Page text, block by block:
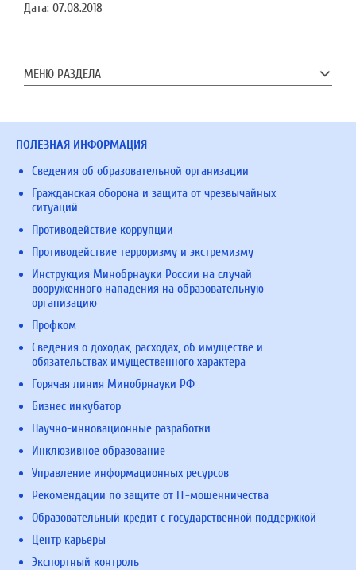
Дата: 07.08.2018
МЕНЮ РАЗДЕЛА
ПОЛЕЗНАЯ ИНФОРМАЦИЯ
Сведения об образовательной организации
Гражданская оборона и защита от чрезвычайных
ситуаций
Противодействие коррупции
Противодействие терроризму и экстремизму
Инструкция Минобрнауки России на случай
вооруженного нападения на образовательную
организацию
Профком
Сведения о доходах, расходах, об имуществе и
обязательствах имущественного характера
Горячая линия Минобрнауки РФ
Бизнес инкубатор
Научно-инновационные разработки
Инклюзивное образование
Управление информационных ресурсов
Рекомендации по защите от IT-мошенничества
Образовательный кредит с государственной поддержкой
Центр карьеры
Экспортный контроль